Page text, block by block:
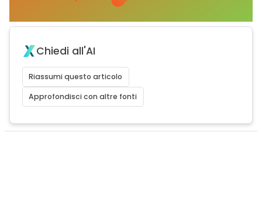
Chiedi all'AI
Riassumi questo articolo
Approfondisci con altre fonti